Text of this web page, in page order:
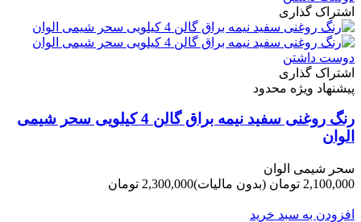
اشتراک گذاری
دوست داشتن
اشتراک گذاری
پیشنهاد ویژه محدود
رنگ روغنی سفید نیمه براق گالن 4 کیلویی سحر شیمی
الوان
سحر شیمی الوان
2,100,000 تومان
(بدون مالیات)2,300,000 تومان
افزودن به سبد خرید